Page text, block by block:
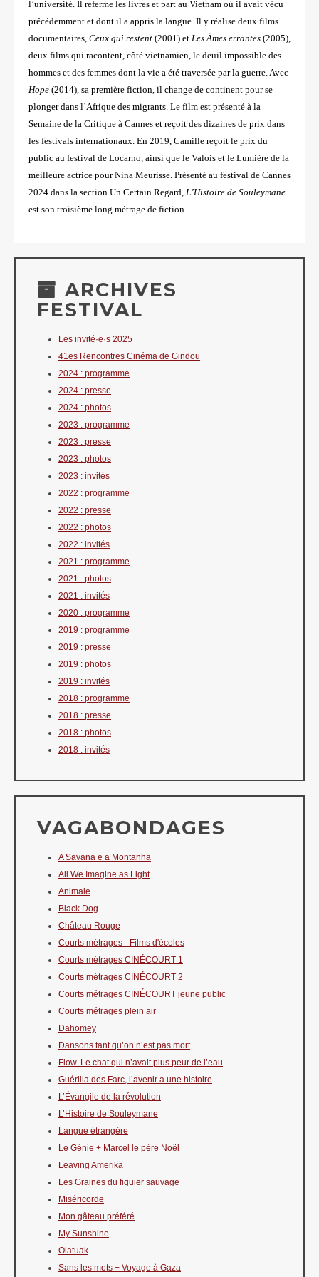
l’université. Il referme les livres et part au Vietnam où il avait vécu
précédemment et dont il a appris la langue. Il y réalise deux films
documentaires, Ceux qui restent (2001) et Les Âmes errantes (2005),
deux films qui racontent, côté vietnamien, le deuil impossible des
hommes et des femmes dont la vie a été traversée par la guerre. Avec
Hope (2014), sa première fiction, il change de continent pour se
plonger dans l’Afrique des migrants. Le film est présenté à la
Semaine de la Critique à Cannes et reçoit des dizaines de prix dans
les festivals internationaux. En 2019, Camille reçoit le prix du
public au festival de Locarno, ainsi que le Valois et le Lumière de la
meilleure actrice pour Nina Meurisse. Présenté au festival de Cannes
2024 dans la section Un Certain Regard, L’Histoire de Souleymane
est son troisième long métrage de fiction.
ARCHIVES
FESTIVAL
Les invité·e·s 2025
41es Rencontres Cinéma de Gindou
2024 : programme
2024 : presse
2024 : photos
2023 : programme
2023 : presse
2023 : photos
2023 : invités
2022 : programme
2022 : presse
2022 : photos
2022 : invités
2021 : programme
2021 : photos
2021 : invités
2020 : programme
2019 : programme
2019 : presse
2019 : photos
2019 : invités
2018 : programme
2018 : presse
2018 : photos
2018 : invités
VAGABONDAGES
A Savana e a Montanha
All We Imagine as Light
Animale
Black Dog
Château Rouge
Courts métrages - Films d'écoles
Courts métrages CINÉCOURT 1
Courts métrages CINÉCOURT 2
Courts métrages CINÉCOURT jeune public
Courts métrages plein air
Dahomey
Dansons tant qu’on n’est pas mort
Flow. Le chat qui n’avait plus peur de l’eau
Guérilla des Farc, l’avenir a une histoire
L’Évangile de la révolution
L’Histoire de Souleymane
Langue étrangère
Le Génie + Marcel le père Noël
Leaving Amerika
Les Graines du figuier sauvage
Miséricorde
Mon gâteau préféré
My Sunshine
Olatuak
Sans les mots + Voyage à Gaza